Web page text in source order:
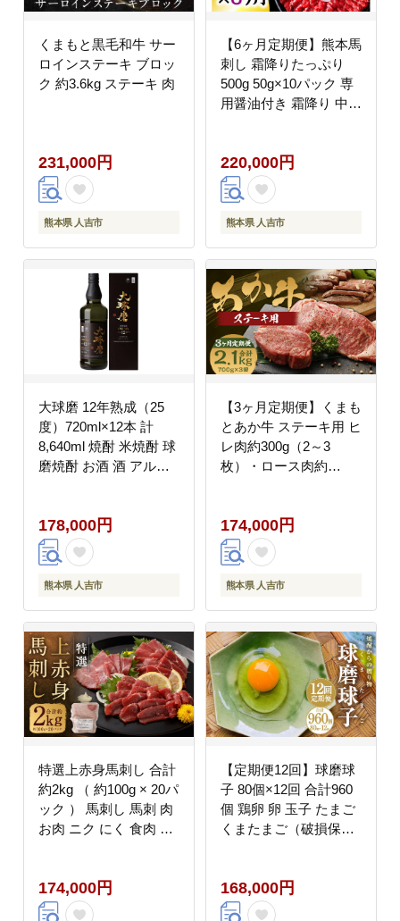
くまもと黒毛和牛 サー
ロインステーキ ブロッ
ク 約3.6kg ステーキ 肉
231,000円
熊本県 人吉市
【6ヶ月定期便】熊本馬
刺し 霜降りたっぷり
500g 50g×10パック 専
用醤油付き 霜降り 中ト
220,000円
熊本県 人吉市
大球磨 12年熟成（25
度）720ml×12本 計
8,640ml 焼酎 米焼酎 球
磨焼酎 お酒 酒 アルコ
178,000円
熊本県 人吉市
【3ヶ月定期便】くまも
とあか牛 ステーキ用 ヒ
レ肉約300g（2～3
枚）・ロース肉約
ロース ステーキ 国産
熊本県 人吉市
174,000円
熊本県 人吉市
特選上赤身馬刺し 合計
約2kg （ 約100g × 20パ
ック ） 馬刺し 馬刺 肉
お肉 ニク にく 食肉 馬
174,000円
【定期便12回】球磨球
子 80個×12回 合計960
個 鶏卵 卵 玉子 たまご
くまたまご（破損保証
168,000円